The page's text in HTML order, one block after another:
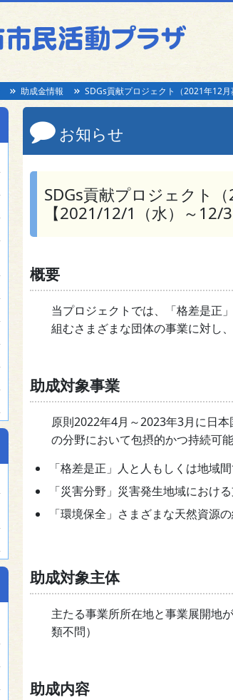
助成金情報 SDGs貢献プロジェクト（2021年12
お知らせ
SDGs貢献プロジェクト（
【2021/12/1（水）～12/
概要
当プロジェクトでは、「格差是正
組むさまざまな団体の事業に対し
助成対象事業
原則2022年4月～2023年3月に日
の分野において包摂的かつ持続可
「格差是正」人と人もしくは地域
「災害分野」災害発生地域におけ
「環境保全」さまざまな天然資源
助成対象主体
主たる事業所所在地と事業展開地
類不問）
助成内容